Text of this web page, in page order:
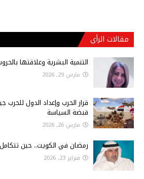
مقالات الرأي
التنمية البشرية وعلاقتها
مارس 29, 2026
قرار الحرب وإعداد الدول
قبضة السياسة
مارس 26, 2026
رمضان في الكويت.. حين تتكامل
فبراير 23, 2026